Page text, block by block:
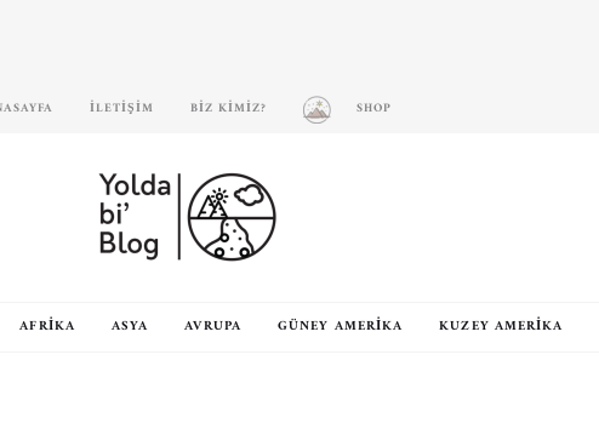
İLETIŞIM BIZ KIMIZ? SHOP
AFRIKA ASYA AVRUPA GÜNEY AMERIKA KUZEY AMERIKA